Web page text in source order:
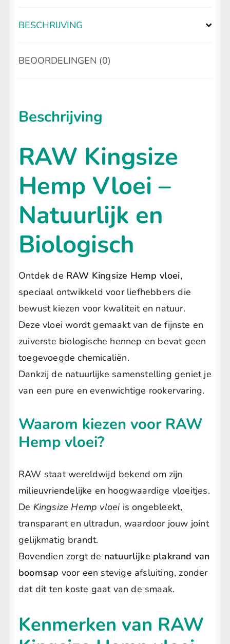
BESCHRIJVING
BEOORDELINGEN (0)
Beschrijving
RAW Kingsize
Hemp Vloei –
Natuurlijk en
Biologisch
Ontdek de RAW Kingsize Hemp vloei,
speciaal ontwikkeld voor liefhebbers die
bewust kiezen voor kwaliteit en natuur.
Deze vloei wordt gemaakt van de fijnste en
zuiverste biologische hennep en bevat geen
toegevoegde chemicaliën.
Dankzij de natuurlijke samenstelling geniet je
van een pure en evenwichtige rookervaring.
Waarom kiezen voor RAW
Hemp vloei?
RAW staat wereldwijd bekend om zijn
milieuvriendelijke en hoogwaardige vloeitjes.
De Kingsize Hemp vloeiis ongebleekt,
transparant en ultradun, waardoor jouw joint
gelijkmatig brandt.
Bovendien zorgt de natuurlijke plakrand van
boomsap voor een stevige afsluiting, zonder
dat dit ten koste gaat van de smaak.
Kenmerken van RAW